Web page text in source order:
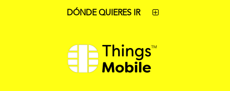
DÓNDE QUIERES IR